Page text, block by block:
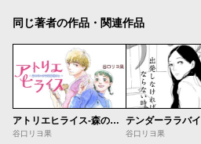
同じ著者の作品・関連作品
アトリエヒライス‐森のちいさな指輪屋さん‐
谷口リヨ果
テンダーララバイ
谷口リヨ果